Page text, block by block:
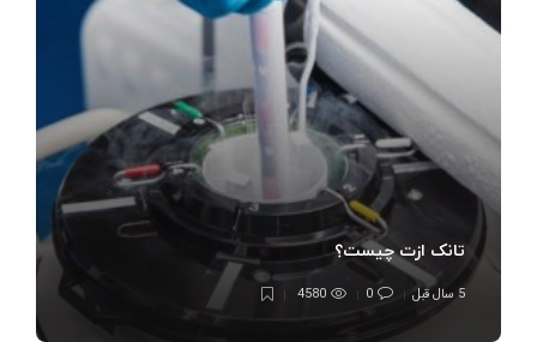
تانک ازت چیست؟
5 سال قبل 0
4580